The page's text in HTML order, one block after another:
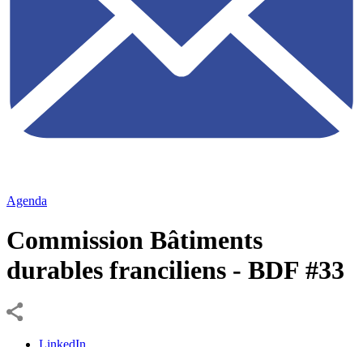
Agenda
Commission Bâtiments
durables franciliens - BDF #33